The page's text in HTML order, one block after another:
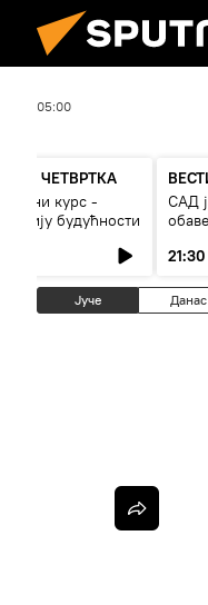
05:00
ДО ЧЕТВРТКА
војни курс -
будућности
САД
21:30
Јуче Данас